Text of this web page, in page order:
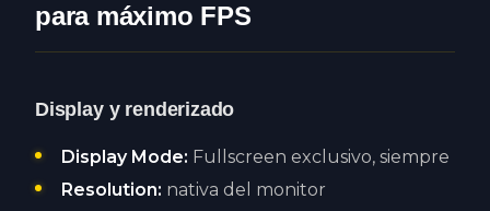
para máximo FPS
Display y renderizado
Display Mode: Fullscreen exclusivo, siempre
Resolution: nativa del monitor